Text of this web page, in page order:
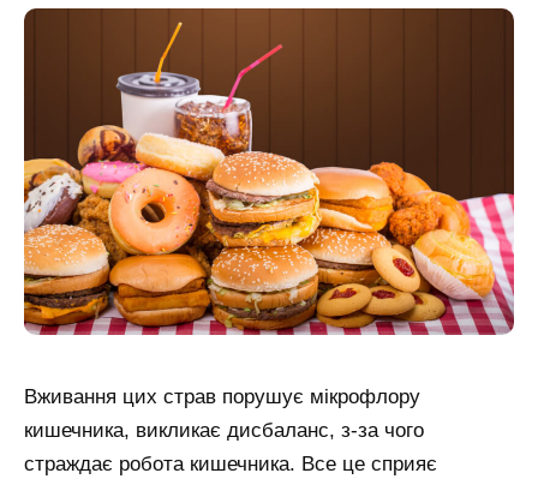
Вживання цих страв порушує мікрофлору
кишечника, викликає дисбаланс, з-за чого
страждає робота кишечника. Все це сприяє